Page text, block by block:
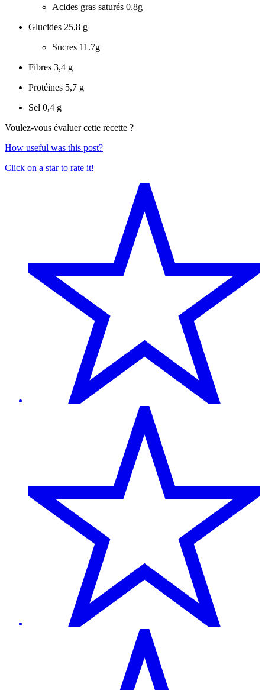
Acides gras saturés 0.8g
Glucides 25,8 g
Sucres 11.7g
Fibres 3,4 g
Protéines 5,7 g
Sel 0,4 g
Voulez-vous évaluer cette recette ?
How useful was this post?
Click on a star to rate it!